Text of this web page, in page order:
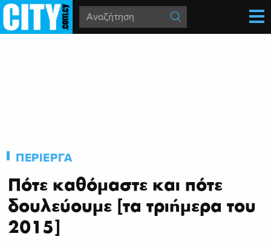
ΠΕΡΙΕΡΓΑ
Πότε καθόμαστε και πότε
δουλεύουμε [τα τριήμερα του
2015]